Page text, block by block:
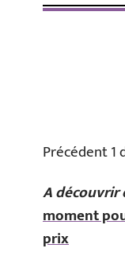
Précédent 1
A découvrir
moment
prix